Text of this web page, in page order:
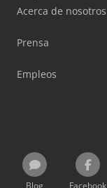
Acerca de nosotros
Prensa
Empleos
Blog Facebook